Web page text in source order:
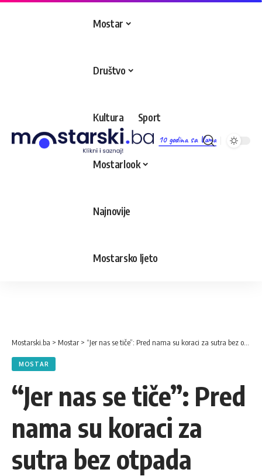
10 godina sa Vama
Mostar
Društvo
Kultura Sport
Mostarlook
Najnovije
Mostarsko ljeto
Mostarski.ba > Mostar > “Jer nas se tiče”: Pred nama su koraci za sutra bez otpada
MOSTAR
“Jer nas se tiče”: Pred
nama su koraci za
sutra bez otpada